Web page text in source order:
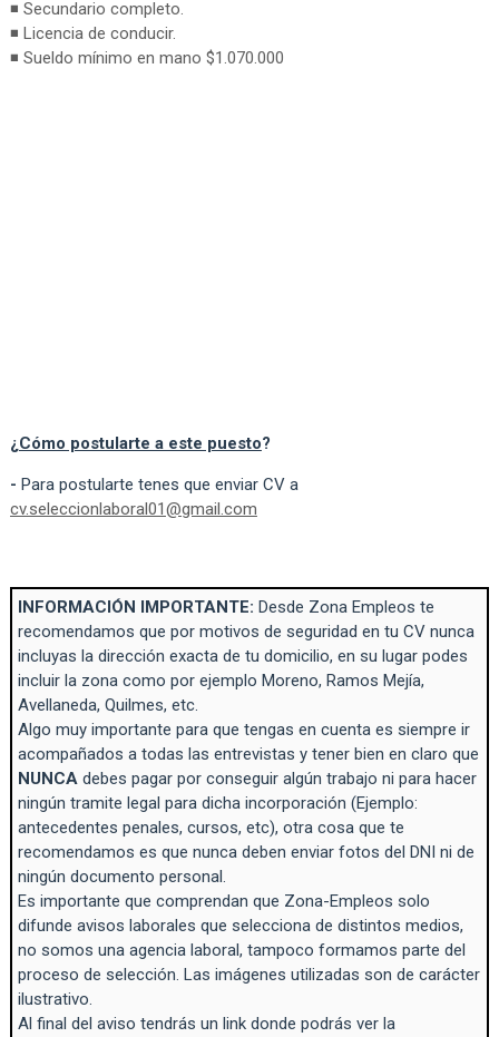
◾ Secundario completo.
◾ Licencia de conducir.
◾ Sueldo mínimo en mano $1.070.000
¿ Cómo postularte a este puesto?
- Para postularte tenes que enviar CV a
cv.seleccionlaboral01@gmail.com
INFORMACIÓN IMPORTANTE: Desde Zona Empleos te
recomendamos que por motivos de seguridad en tu CV nunca
incluyas la dirección exacta de tu domicilio, en su lugar podes
incluir la zona como por ejemplo Moreno, Ramos Mejía,
Avellaneda, Quilmes, etc.
Algo muy importante para que tengas en cuenta es siempre ir
acompañados a todas las entrevistas y tener bien en claro que
NUNCA debes pagar por conseguir algún trabajo ni para hacer
ningún tramite legal para dicha incorporación (Ejemplo:
antecedentes penales, cursos, etc), otra cosa que te
recomendamos es que nunca deben enviar fotos del DNI ni de
ningún documento personal.
Es importante que comprendan que Zona-Empleos solo
difunde avisos laborales que selecciona de distintos medios,
no somos una agencia laboral, tampoco formamos parte del
proceso de selección. Las imágenes utilizadas son de carácter
ilustrativo.
Al final del aviso tendrás un link donde podrás ver la